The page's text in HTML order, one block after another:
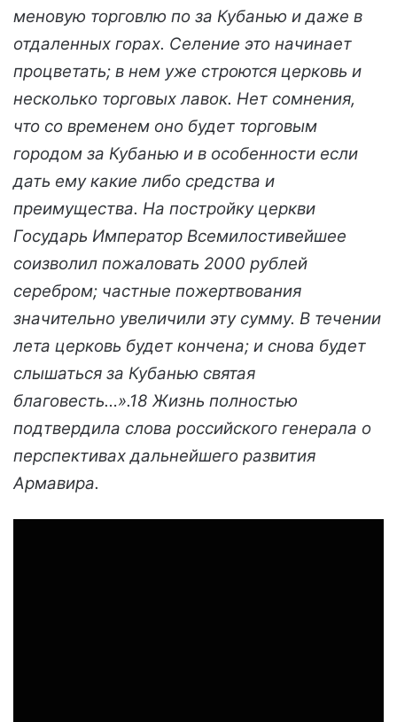
меновую торговлю по за Кубанью и даже в
отдаленных горах. Селение это начинает
процветать; в нем уже строются церковь и
несколько торговых лавок. Нет сомнения,
что со временем оно будет торговым
городом за Кубанью и в особенности если
дать ему какие либо средства и
преимущества. На постройку церкви
Государь Император Всемилостивейшее
соизволил пожаловать 2000 рублей
серебром; частные пожертвования
значительно увеличили эту сумму. В течении
лета церковь будет кончена; и снова будет
слышаться за Кубанью святая
благовесть…».18 Жизнь полностью
подтвердила слова российского генерала о
перспективах дальнейшего развития
Армавира.